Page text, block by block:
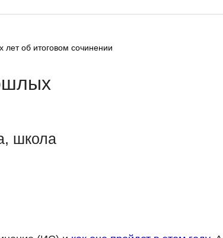
школа